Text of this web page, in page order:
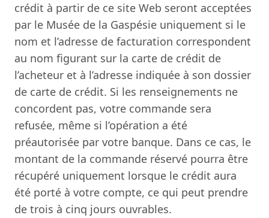
crédit à partir de ce site Web seront acceptées
par le Musée de la Gaspésie uniquement si le
nom et l’adresse de facturation correspondent
au nom figurant sur la carte de crédit de
l’acheteur et à l’adresse indiquée à son dossier
de carte de crédit. Si les renseignements ne
concordent pas, votre commande sera
refusée, même si l’opération a été
préautorisée par votre banque. Dans ce cas, le
montant de la commande réservé pourra être
récupéré uniquement lorsque le crédit aura
été porté à votre compte, ce qui peut prendre
de trois à cinq jours ouvrables.